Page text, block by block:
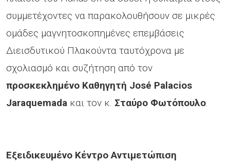
συμμετέχοντες να παρακολουθήσουν σε μικρές
ομάδες μαγνητοσκοπημένες επεμβάσεις
Διεισδυτικού Πλακούντα ταυτόχρονα με
σχολιασμό και συζήτηση από τον
προσκεκλημένο Καθηγητή José Palacios
Jaraquemada και τον κ. Σταύρο Φωτόπουλο.
Εξειδικευμένο Κέντρο Αντιμετώπιση